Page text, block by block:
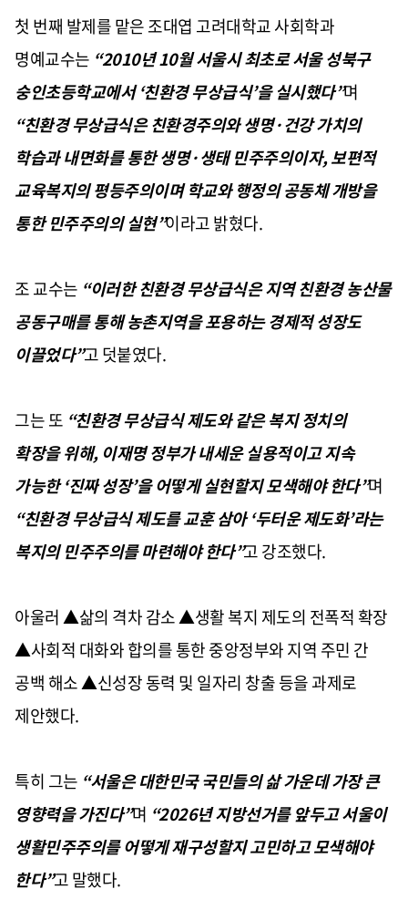
첫 번째 발제를 맡은 조대엽 고려대학교 사회학과
명예교수는 “2010년10월 서울시 최초로 서울 성북구
숭인초등학교에서‘친환경 무상급식’을 실시했다”며
“친환경 무상급식은 친환경주의와 생명·건강 가치의
학습과 내면화를 통한 생명·생태 민주주의이자,보편적
교육복지의 평등주의이며 학교와 행정의 공동체 개방을
통한 민주주의의 실현”이라고 밝혔다.
조 교수는 “이러한 친환경 무상급식은 지역 친환경 농산물
공동구매를 통해 농촌지역을 포용하는 경제적 성장도
이끌었다”고 덧붙였다.
그는 또 “친환경 무상급식 제도와 같은 복지 정치의
확장을 위해, 이재명 정부가 내세운 실용적이고 지속
가능한‘진짜 성장’을 어떻게 실현할지 모색해야 한다”며
“친환경 무상급식 제도를 교훈 삼아‘두터운 제도화’라는
복지의 민주주의를 마련해야 한다”고 강조했다.
아울러▲삶의 격차 감소▲생활 복지 제도의 전폭적 확장
▲사회적 대화와 합의를 통한 중앙정부와 지역 주민 간
공백 해소▲신성장 동력 및 일자리 창출 등을 과제로
제안했다.
특히 그는 “서울은 대한민국 국민들의 삶 가운데 가장 큰
영향력을 가진다”며 “2026년 지방선거를 앞두고 서울이
생활민주주의를 어떻게 재구성할지 고민하고 모색해야
한다”고 말했다.